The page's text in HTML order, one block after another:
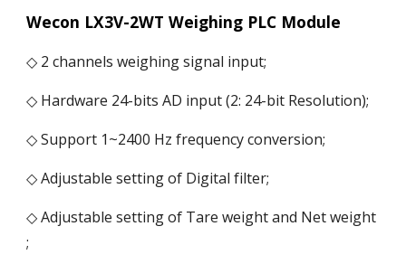
Wecon LX3V-2WT Weighing PLC Module
◇ 2 channels weighing signal input;
◇ Hardware 24-bits AD input (2: 24-bit Resolution);
◇ Support 1~2400 Hz frequency conversion;
◇ Adjustable setting of Digital filter;
◇ Adjustable setting of Tare weight and Net weight
;